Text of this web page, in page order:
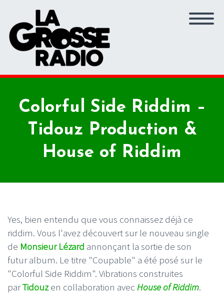
Colorful Side Riddim –
Tidouz Production &
House of Riddim
Yes, bien entendu que vous connaissez déjà ce
riddim. Vous l'avez découvert sur le nouveau single
de Monsieur Lézard annonçant la sortie de son
futur album. Le titre "Coupable" a été posé sur le
"Colorful Side Riddim". Vibrations construites
parTidouzen collaboration avec House of Riddim.